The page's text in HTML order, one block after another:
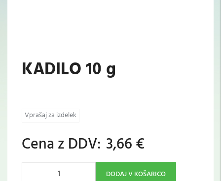
KADILO 10 g
Vprašaj za izdelek
Cena z DDV: 3,66 €
DODAJ V KOŠARICO